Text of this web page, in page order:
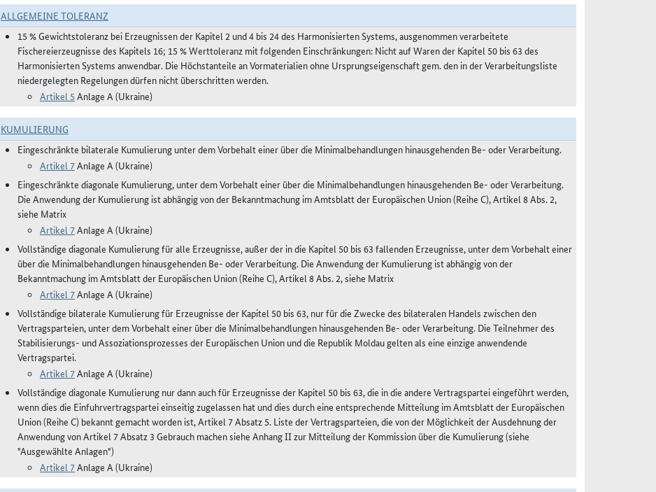
ALLGEMEINE TOLERANZ
15 % Gewichtstoleranz bei Erzeugnissen der Kapitel 2 und 4 bis 24 des Harmonisierten Systems, ausgenommen verarbeitete
Fischereierzeugnisse des Kapitels 16; 15 % Werttoleranz mit folgenden Einschränkungen: Nicht auf Waren der Kapitel 50 bis 63 des
Harmonisierten Systems anwendbar. Die Höchstanteile an Vormaterialien ohne Ursprungseigenschaft gem. den in der Verarbeitungsliste
niedergelegten Regelungen dürfen nicht überschritten werden.
Artikel 5 Anlage A (Ukraine)
KUMULIERUNG
Eingeschränkte bilaterale Kumulierung unter dem Vorbehalt einer über die Minimalbehandlungen hinausgehenden Be- oder Verarbeitung.
Artikel 7Anlage A (Ukraine)
Eingeschränkte diagonale Kumulierung, unter dem Vorbehalt einer über die Minimalbehandlungen hinausgehenden Be- oder Verarbeitung.
Die Anwendung der Kumulierung ist abhängig von der Bekanntmachung im Amtsblatt der Europäischen Union (Reihe C), Artikel 8 Abs. 2,
siehe Matrix
Artikel 7Anlage A (Ukraine)
Vollständige diagonale Kumulierung für alle Erzeugnisse, außer der in die Kapitel 50 bis 63 fallenden Erzeugnisse, unter dem Vorbehalt einer
über die Minimalbehandlungen hinausgehenden Be- oder Verarbeitung. Die Anwendung der Kumulierung ist abhängig von der
Bekanntmachung im Amtsblatt der Europäischen Union (Reihe C), Artikel 8 Abs. 2, siehe Matrix
Artikel 7Anlage A (Ukraine)
Vollständige bilaterale Kumulierung für Erzeugnisse der Kapitel 50 bis 63, nur für die Zwecke des bilateralen Handels zwischen den
Vertragsparteien, unter dem Vorbehalt einer über die Minimalbehandlungen hinausgehenden Be- oder Verarbeitung. Die Teilnehmer des
Stabilisierungs- und Assoziationsprozesses der Europäischen Union und die Republik Moldau gelten als eine einzige anwendende
Vertragspartei.
Artikel 7Anlage A (Ukraine)
Vollständige diagonale Kumulierung nur dann auch für Erzeugnisse der Kapitel 50 bis 63, die in die andere Vertragspartei eingeführt werden,
wenn dies die Einfuhrvertragspartei einseitig zugelassen hat und dies durch eine entsprechende Mitteilung im Amtsblatt der Europäischen
Union (Reihe C) bekannt gemacht worden ist, Artikel 7 Absatz 5. Liste der Vertragsparteien, die von der Möglichkeit der Ausdehnung der
Anwendung von Artikel 7 Absatz 3 Gebrauch machen siehe Anhang II zur Mitteilung der Kommission über die Kumulierung (siehe
"Ausgewählte Anlagen")
Artikel 7Anlage A (Ukraine)